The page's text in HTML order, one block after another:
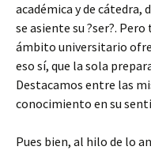
académica y de cátedra,
se asiente su ?ser?.
ámbito universitario
eso sí, que la sola
Destacamos entre las
conocimiento en su
Pues bien, al hilo de lo